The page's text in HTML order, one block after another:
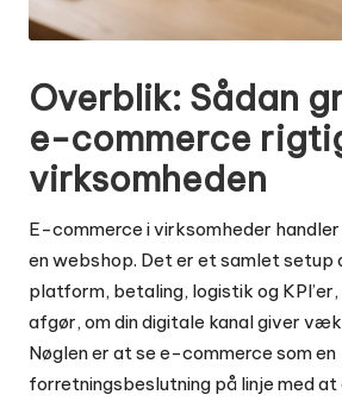
Overblik: Sådan
e-commerce
virksomheden
E-commerce i virksomheder
en webshop. Det er et samlet setup
platform, betaling, logistik og
afgør, om din digitale kanal giver
Nøglen er at se e-commerce som en
forretningsbeslutning på linje med at